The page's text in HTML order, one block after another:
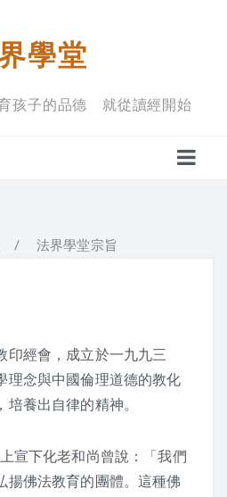
學堂
孩子的品德 就從讀經開始
片
/ 法界學堂宗旨
印經會，成立於一九九三
理念與中國倫理道德的教化
培養出自律的精神。
宣下化老和尚曾說：「我們
揚佛法教育的團體。這種佛